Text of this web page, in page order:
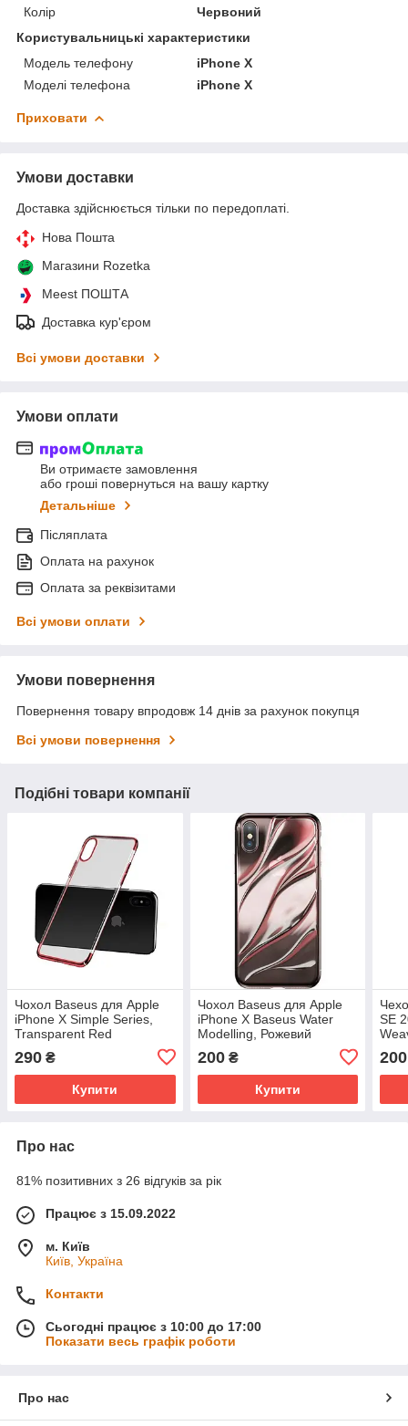
Колір
Червоний
Користувальницькі характеристики
Модель телефону
iPhone X
Моделі телефона
iPhone X
Приховати
Умови доставки
Доставка здійснюється тільки по передоплаті.
Нова Пошта
Магазини Rozetka
Meest ПОШТА
Доставка кур'єром
Всі умови доставки
Умови оплати
Ви отримаєте замовлення
або гроші повернуться на вашу картку
Детальніше
Післяплата
Оплата на рахунок
Оплата за реквізитами
Всі умови оплати
Умови повернення
Повернення товару впродовж 14 днів за рахунок покупця
Всі умови повернення
Подібні товари компанії
Чохол Baseus для Apple
iPhone X Simple Series,
Transparent Red
290 ₴
Купити
Чохол Baseus для Apple
iPhone X Baseus Water
Modelling, Рожевий
200₴
Купити
SE
200
Про нас
81% позитивних з 26 відгуків за рік
Працює з 15.09.2022
м. Київ
Київ, Україна
Контакти
Сьогодні працює з 10:00 до 17:00
Показати весь графік роботи
Про нас